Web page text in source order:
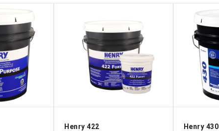
Henry 422
Henry 430